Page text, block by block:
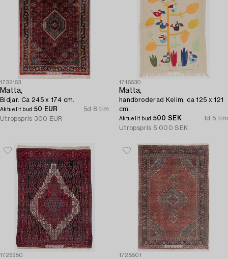
1732153
Matta,
Bidjar. Ca 245 x 174 cm.
Aktuellt bud 50 EUR
5d 8 tim
Utropspris 300 EUR
1715530
Matta,
handbroderad Kelim, ca 125 x 121
cm.
Aktuellt bud 500 SEK
1d 5 tim
Utropspris 5 000 SEK
1726980 1728501